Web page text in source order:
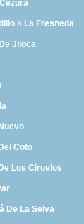
Cezura
a La Fresneda
Jiloca
Coto
Los Ciruelos
De La Selva